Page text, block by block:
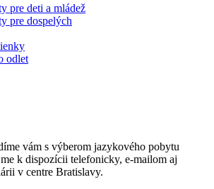
pre deti a mládež
pre dospelých
odlet
vám s výberom jazykového pobytu
k dispozícii telefonicky, e-mailom aj
v centre Bratislavy.